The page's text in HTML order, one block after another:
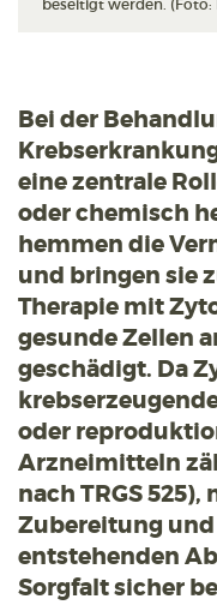
beseitigt werden.
Bei der
eine zentrale
oder chemisch
hemmen die
und bringen sie
Therapie mit
gesunde Zellen
geschädigt. Da
oder
Arzneimitteln
nach TRGS
Zubereitung
entstehenden
Sorgfalt sicher